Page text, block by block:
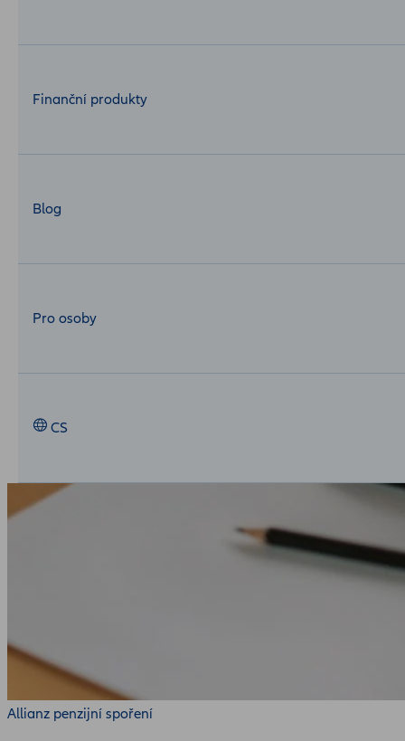
Finanční produkty
Blog
Pro osoby
CS
Allianz penzijní spoření